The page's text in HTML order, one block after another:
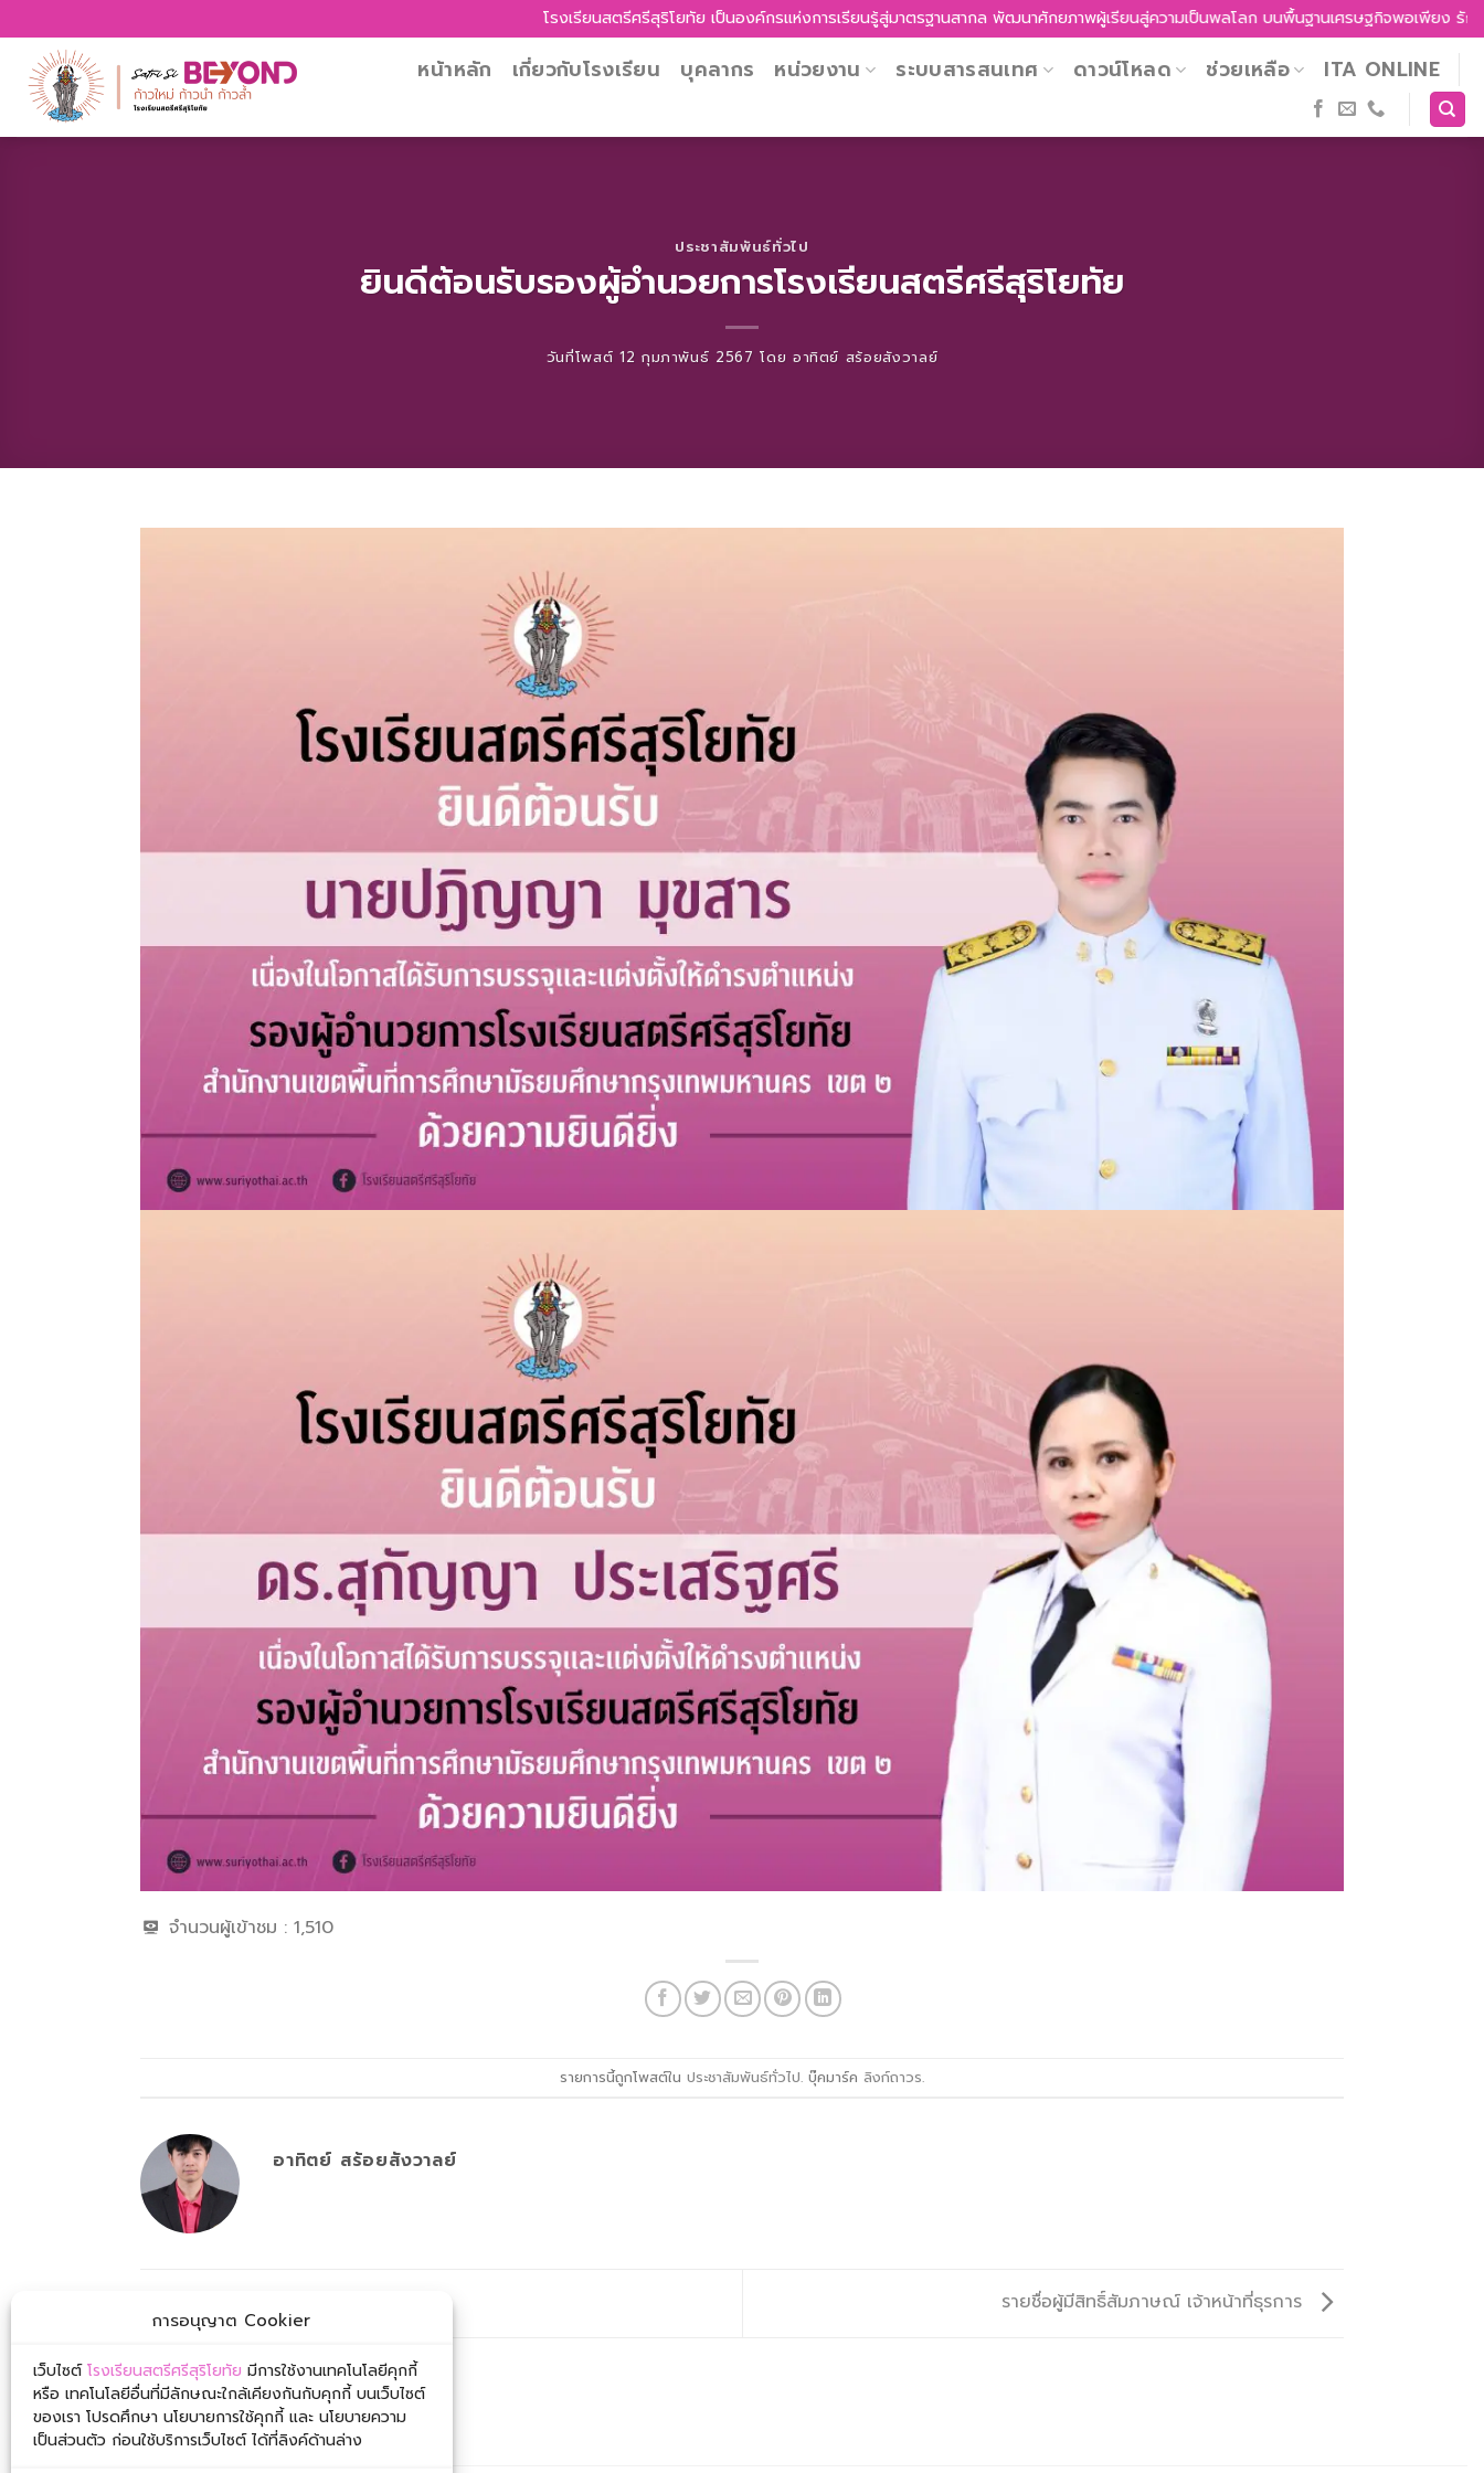
การอนุญาต Cookier
เว็บไซต์โรงเรียนสตรีศรีสุริโยทัย มีการใช้งานเทคโนโลยีคุกกี้
หรือ เทคโนโลยีอื่นที่มีลักษณะใกล้เคียงกันกับคุกกี้ บนเว็บไซต์
ของเรา โปรดศึกษา นโยบายการใช้คุกกี้ และ นโยบายความ
เป็นส่วนตัว ก่อนใช้บริการเว็บไซต์ ได้ที่ลิงค์ด้านล่าง
to
content
โรงเรียนสตรีศรีสุริโยทัย เป็นองค์กรแห่งการเรียนรู้สู่มาตรฐานสากล พัฒนาศักยภาพผู้เรียนสู่ความเป็นพลโลก บนพื้นฐานเศรษฐกิจพอเพียง รักความเ
หน้าหลัก เกี่ยวกับโรงเรียน บุคลากร หน่วยงาน ระบบสารสนเทศ ดาวน์โหลด ช่วยเหลือ ITA ONLINE
ประชาสัมพันธ์ทั่วไป
ยินดีต้อนรับรองผู้อำนวยการโรงเรียนสตรีศรีสุริโยทัย
วันที่โพสต์ 12 กุมภาพันธ์ 2567 โดย อาทิตย์ สร้อยสังวาลย์
จำนวนผู้เข้าชม : 1,510
รายการนี้ถูกโพสต์ใน ประชาสัมพันธ์ทั่วไป. บุ๊คมาร์ค ลิงก์ถาวร.
อาทิตย์ สร้อยสังวาลย์
รายชื่อผู้มีสิทธิ์สัมภาษณ์ เจ้าหน้าที่ธุรการ